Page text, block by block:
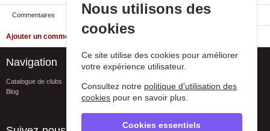
Commentaires
Ajouter un commentaire
Navigation
Catalogue de clubs
Blog
Assistance
Conacts
Signaler une erreur
Privacy policy
Nous utilisons des
cookies
Ce site utilise des cookies pour améliorer
votre expérience utilisateur.
Consultez notre politique d'utilisation des
cookies pour en savoir plus.
Cookies essentiels